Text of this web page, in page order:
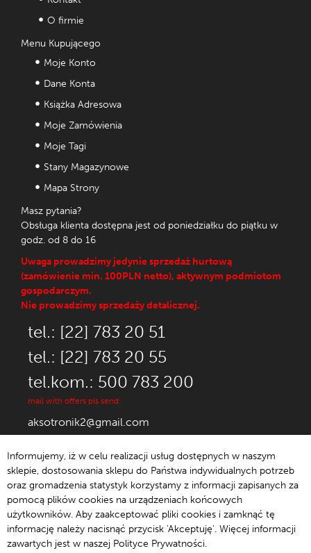
O firmie
Menu Kupującego
Moje Konto
Dane Konta
Książka Adresowa
Moje Zamówienia
Moje Tagi
Stany Magazynowe
Mapa Strony
Masz pytania?
Obsługa klienta dostępna jest od poniedziałku do piątku w
godz. od 8 do 16
Uwaga prowadzimy jedynie sprzedaż hurtową
(zamówienie min. 100PLN netto), aktywnym podmiotom
gospodarczym.
Nie prowadzimy sprzedaży detalicznej.
tel.: [22] 783 20 51
tel.: [22] 783 20 55
tel.kom.: 500 783 200
mail with offers pls send:
aksotronik2@gmail.com
© 1992-2021 Aksotronik.
Informujemy, iż w celu realizacji usług dostępnych w naszym
sklepie, dostosowania sklepu do Państwa indywidualnych potrzeb
oraz gromadzenia statystyk korzystamy z informacji zapisanych za
pomocą plików cookies na urządzeniach końcowych
użytkowników. Aby zaakceptować pliki cookies i zamknąć tę
informację należy nacisnąć przycisk 'Akceptuję'. Więcej informacji
zawartych jest w naszej Polityce Prywatności.